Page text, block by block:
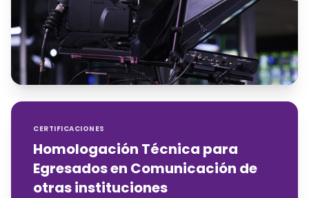
CERTIFICACIONES
Homologación Técnica para
Egresados en Comunicación de
otras instituciones